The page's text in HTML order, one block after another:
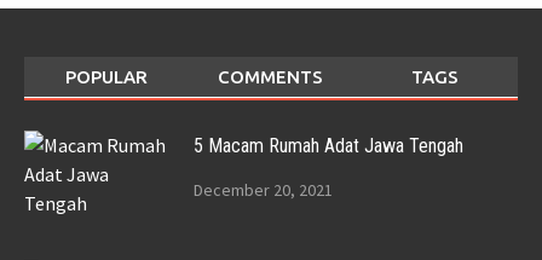
POPULAR COMMENTS TAGS
5 Macam Rumah Adat Jawa Tengah
December 20, 2021